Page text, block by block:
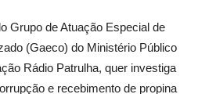
Grupo de Atuação Especial de
(Gaeco) do Ministério Público
Rádio Patrulha, quer investiga
e recebimento de propina